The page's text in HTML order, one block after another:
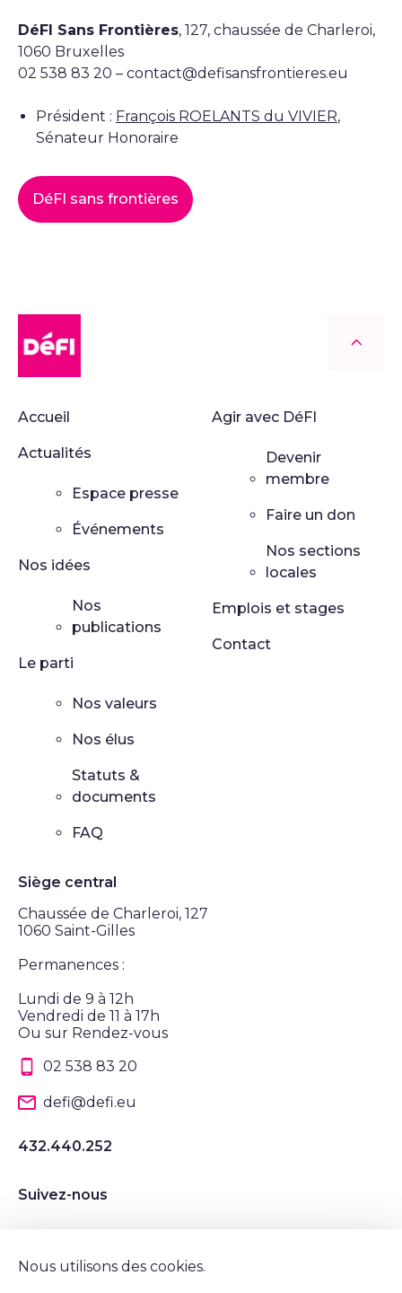
DéFI Sans Frontières, 127, chaussée de Charleroi,
1060 Bruxelles
02 538 83 20 – contact@defisansfrontieres.eu
Président : François ROELANTS du VIVIER,
Sénateur Honoraire
DéFI sans frontières
Accueil
Actualités
Espace presse
Événements
Nos idées
Nos
publications
Le parti
Nos valeurs
Nos élus
Statuts &
documents
FAQ
Agir avec DéFI
Devenir
membre
Faire un don
Nos sections
locales
Emplois et stages
Contact
Siège central
Chaussée de Charleroi, 127
1060 Saint-Gilles
Permanences :
Lundi de 9 à 12h
Vendredi de 11 à 17h
Ou sur Rendez-vous
02 538 83 20
defi@defi.eu
432.440.252
Suivez-nous
Nous utilisons des cookies.